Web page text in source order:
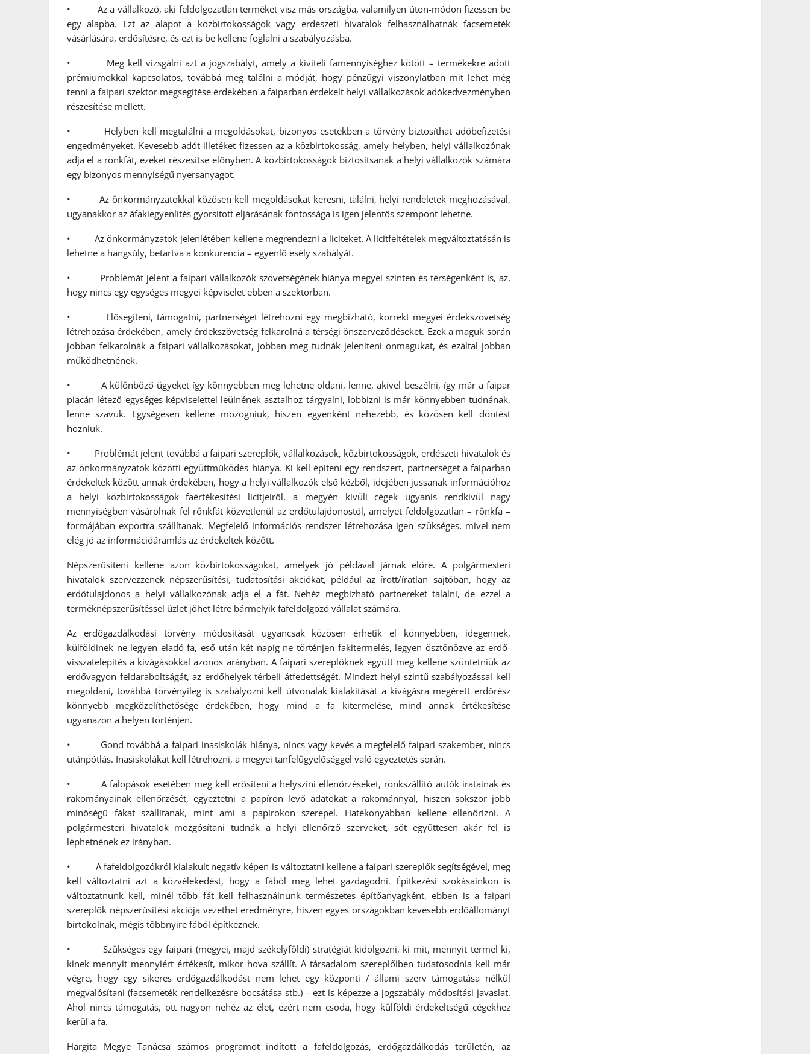
• Az a vállalkozó, aki feldolgozatlan terméket visz más országba, valamilyen úton-módon fizessen be
egy alapba. Ezt az alapot a közbirtokosságok vagy erdészeti hivatalok felhasználhatnák facsemeték
vásárlására, erdősítésre, és ezt is be kellene foglalni a szabályozásba.
• Meg kell vizsgálni azt a jogszabályt, amely a kiviteli famennyiséghez kötött – termékekre adott
prémiumokkal kapcsolatos, továbbá meg találni a módját, hogy pénzügyi viszonylatban mit lehet még
tenni a faipari szektor megsegítése érdekében a faiparban érdekelt helyi vállalkozások adókedvezményben
részesítése mellett.
• Helyben kell megtalálni a megoldásokat, bizonyos esetekben a törvény biztosíthat adóbefizetési
engedményeket. Kevesebb adót-illetéket fizessen az a közbirtokosság, amely helyben, helyi vállalkozónak
adja el a rönkfát, ezeket részesítse előnyben. A közbirtokosságok biztosítsanak a helyi vállalkozók számára
egy bizonyos mennyiségű nyersanyagot.
• Az önkormányzatokkal közösen kell megoldásokat keresni, találni, helyi rendeletek meghozásával,
ugyanakkor az áfakiegyenlítés gyorsított eljárásának fontossága is igen jelentős szempont lehetne.
• Az önkormányzatok jelenlétében kellene megrendezni a liciteket. A licitfeltételek megváltoztatásán is
lehetne a hangsúly, betartva a konkurencia – egyenlő esély szabályát.
• Problémát jelent a faipari vállalkozók szövetségének hiánya megyei szinten és térségenként is, az,
hogy nincs egy egységes megyei képviselet ebben a szektorban.
• Elősegíteni, támogatni, partnerséget létrehozni egy megbízható, korrekt megyei érdekszövetség
létrehozása érdekében, amely érdekszövetség felkarolná a térségi önszerveződéseket. Ezek a maguk során
jobban felkarolnák a faipari vállalkozásokat, jobban meg tudnák jeleníteni önmagukat, és ezáltal jobban
működhetnének.
• A különböző ügyeket így könnyebben meg lehetne oldani, lenne, akivel beszélni, így már a faipar
piacán létező egységes képviselettel leülnének asztalhoz tárgyalni, lobbizni is már könnyebben tudnának,
lenne szavuk. Egységesen kellene mozogniuk, hiszen egyenként nehezebb, és közösen kell döntést
hozniuk.
• Problémát jelent továbbá a faipari szereplők, vállalkozások, közbirtokosságok, erdészeti hivatalok és
az önkormányzatok közötti együttműködés hiánya. Ki kell építeni egy rendszert, partnerséget a faiparban
érdekeltek között annak érdekében, hogy a helyi vállalkozók első kézből, idejében jussanak információhoz
a helyi közbirtokosságok faértékesítési licitjeiről, a megyén kívüli cégek ugyanis rendkívül nagy
mennyiségben vásárolnak fel rönkfát közvetlenül az erdőtulajdonostól, amelyet feldolgozatlan – rönkfa –
formájában exportra szállítanak. Megfelelő információs rendszer létrehozása igen szükséges, mivel nem
elég jó az információáramlás az érdekeltek között.
Népszerűsíteni kellene azon közbirtokosságokat, amelyek jó példával járnak előre. A polgármesteri
hivatalok szervezzenek népszerűsítési, tudatosítási akciókat, például az írott/íratlan sajtóban, hogy az
erdőtulajdonos a helyi vállalkozónak adja el a fát. Nehéz megbízható partnereket találni, de ezzel a
terméknépszerűsítéssel üzlet jöhet létre bármelyik fafeldolgozó vállalat számára.
Az erdőgazdálkodási törvény módosítását ugyancsak közösen érhetik el könnyebben, idegennek,
külföldinek ne legyen eladó fa, eső után két napig ne történjen fakitermelés, legyen ösztönözve az erdő-
visszatelepítés a kivágásokkal azonos arányban. A faipari szereplőknek együtt meg kellene szüntetniük az
erdővagyon feldaraboltságát, az erdőhelyek térbeli átfedettségét. Mindezt helyi szintű szabályozással kell
megoldani, továbbá törvényileg is szabályozni kell útvonalak kialakítását a kivágásra megérett erdőrész
könnyebb megközelíthetősége érdekében, hogy mind a fa kitermelése, mind annak értékesítése
ugyanazon a helyen történjen.
• Gond továbbá a faipari inasiskolák hiánya, nincs vagy kevés a megfelelő faipari szakember, nincs
utánpótlás. Inasiskolákat kell létrehozni, a megyei tanfelügyelőséggel való egyeztetés során.
• A falopások esetében meg kell erősíteni a helyszíni ellenőrzéseket, rönkszállító autók iratainak és
rakományainak ellenőrzését, egyeztetni a papíron levő adatokat a rakománnyal, hiszen sokszor jobb
minőségű fákat szállítanak, mint ami a papírokon szerepel. Hatékonyabban kellene ellenőrizni. A
polgármesteri hivatalok mozgósítani tudnák a helyi ellenőrző szerveket, sőt együttesen akár fel is
léphetnének ez irányban.
• A fafeldolgozókról kialakult negatív képen is változtatni kellene a faipari szereplők segítségével, meg
kell változtatni azt a közvélekedést, hogy a fából meg lehet gazdagodni. Építkezési szokásainkon is
változtatnunk kell, minél több fát kell felhasználnunk természetes építőanyagként, ebben is a faipari
szereplők népszerűsítési akciója vezethet eredményre, hiszen egyes országokban kevesebb erdőállományt
birtokolnak, mégis többnyire fából építkeznek.
• Szükséges egy faipari (megyei, majd székelyföldi) stratégiát kidolgozni, ki mit, mennyit termel ki,
kinek mennyit mennyiért értékesít, mikor hova szállít. A társadalom szereplőiben tudatosodnia kell már
végre, hogy egy sikeres erdőgazdálkodást nem lehet egy központi / állami szerv támogatása nélkül
megvalósítani (facsemeték rendelkezésre bocsátása stb.) – ezt is képezze a jogszabály-módosítási javaslat.
Ahol nincs támogatás, ott nagyon nehéz az élet, ezért nem csoda, hogy külföldi érdekeltségű cégekhez
kerül a fa.
Hargita Megye Tanácsa számos programot indított a fafeldolgozás, erdőgazdálkodás területén, az